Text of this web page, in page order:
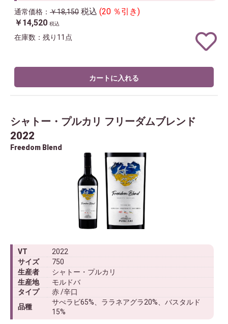
通常価格： ￥18,150 税込 (20 ％引き)
￥14,520 税込
在庫数：残り11点
カートに入れる
シャトー・プルカリ フリーダムブレンド
2022
Freedom Blend
VT
2022
サイズ
750
生産者
シャトー・プルカリ
生産地
モルドバ
タイプ
赤 /辛口
品種
サぺラビ65%、ララネアグラ20%、バスタルド
15%